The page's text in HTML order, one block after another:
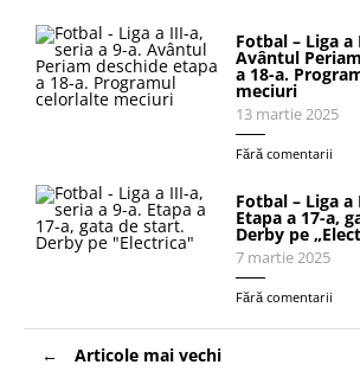
Fotbal – Liga
Avântul
a 18-a.
meciuri
13 martie 2025
Fără comentarii
Fotbal – Liga
Etapa a 17-a,
Derby pe
7 martie 2025
Fără comentarii
Navigare
în Articole mai vechi